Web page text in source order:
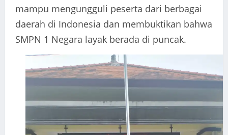
mampu mengungguli peserta dari berbagai
daerah di Indonesia dan membuktikan bahwa
SMPN 1 Negara layak berada di puncak.